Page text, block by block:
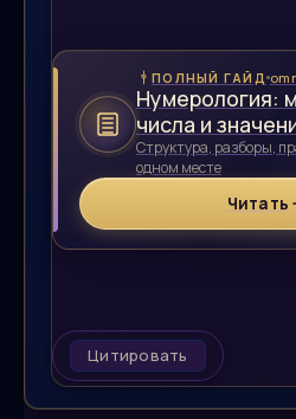
ПОЛНЫЙ ГАЙД
Нумерология:
числа и
Структура, разборы,
одном месте
Читать
Цитировать